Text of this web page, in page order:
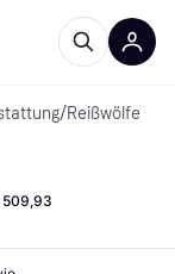
/Reißwölfe